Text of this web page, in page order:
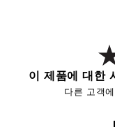
이 제품에 대한
다른 고객